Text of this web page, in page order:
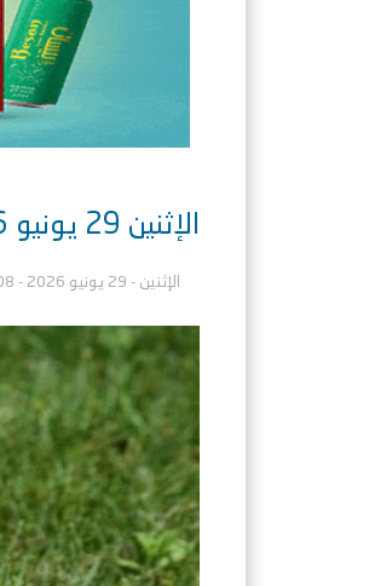
الإثنين 29 يونيو 2026 في كأس العالم ..القنوات الناقلة والمعلقين
الإثنين - 29 يونيو 2026 - 06:08 ص بتوقيت عدن